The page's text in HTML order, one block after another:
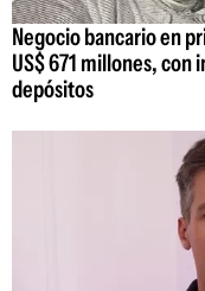
Negocio bancario en
US$ 671 millones, con
depósitos